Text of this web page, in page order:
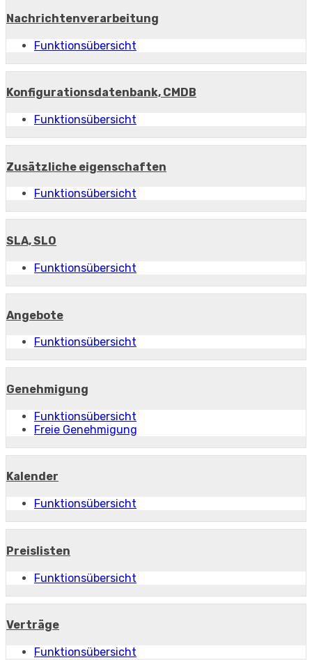
Nachrichtenverarbeitung
Funktionsübersicht
Konfigurationsdatenbank, CMDB
Funktionsübersicht
Zusätzliche eigenschaften
Funktionsübersicht
SLA, SLO
Funktionsübersicht
Angebote
Funktionsübersicht
Genehmigung
Funktionsübersicht
Freie Genehmigung
Kalender
Funktionsübersicht
Preislisten
Funktionsübersicht
Verträge
Funktionsübersicht